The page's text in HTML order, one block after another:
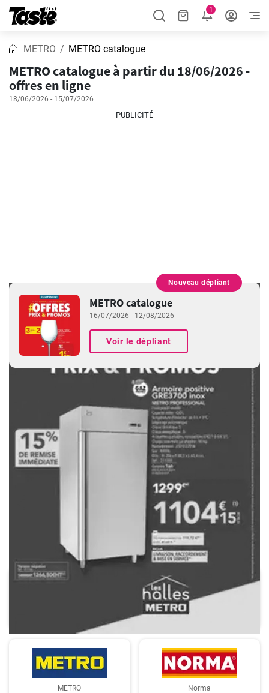
1
METRO METRO catalogue
METRO catalogue à partir du 18/06/2026 -
offres en ligne
18/06/2026 - 15/07/2026
PUBLICITÉ
METRO catalogue
16/07/2026 - 12/08/2026
Voir le dépliant
Nouveau dépliant
PUBLICITÉ
E.Leclerc
METRO Norma